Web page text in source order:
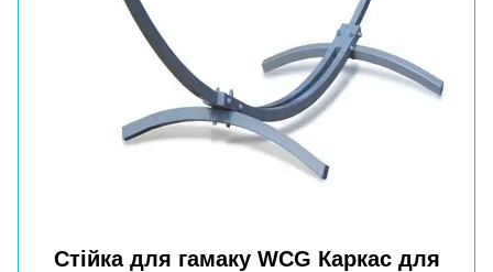
Стійка для гамаку WCG Каркас для